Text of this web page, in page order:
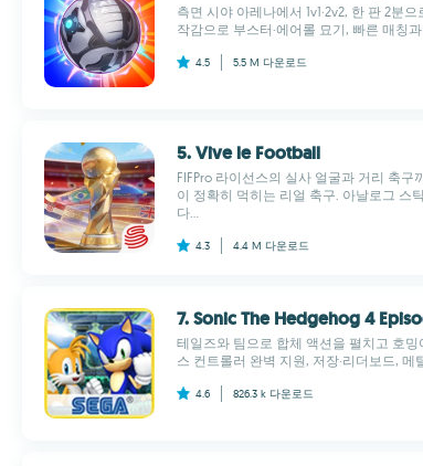
측면 시야 아레나에서 1v1·2v2, 한 판 2분
작감으로 부스터·에어롤 묘기, 빠른 매칭
4.5 5.5 M 다운로드
5. Vive le Football
FIFPro 라이선스의 실사 얼굴과 거리 축구
이 정확히 먹히는 리얼 축구. 아날로그 스
다...
4.3 4.4 M 다운로드
7. Sonic The Hedgehog 4
테일즈와 팀으로 합체 액션을 펼치고 호
스 컨트롤러 완벽 지원, 저장·리더보드,
4.6 826.3 k 다운로드